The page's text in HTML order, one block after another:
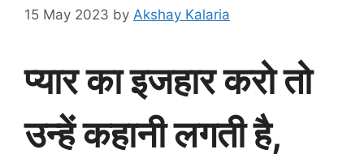
15 May 2023 by Akshay Kalaria
प्यार का इजहार करो तो
उन्हें कहानी लगती है,